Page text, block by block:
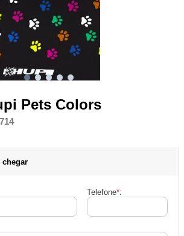
Pets Colors
chegar
Telefone*: